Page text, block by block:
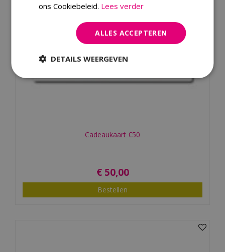
Cadeaukaart €50
€ 50,00
Bestellen
ons Cookiebeleid. Lees verder
ALLES ACCEPTEREN
DETAILS WEERGEVEN